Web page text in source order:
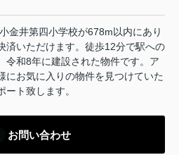
金井第四小学校が678m以内にあり
済いただけます。徒歩12分で駅への
令和8年に建設された物件です。ア
にお気に入りの物件を見つけていた
ト致します。
お問い合わせ